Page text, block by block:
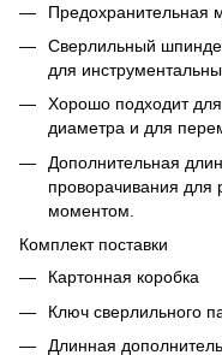
Предохранительная
Сверлильный
для
Хорошо подходит
диаметра и для
Дополнительная
проворачивания
моментом.
Комплект поставки
Картонная коробка
Ключ сверлильного
Длинная